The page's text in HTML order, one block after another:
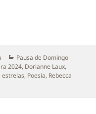
Categorias
Pausa de Domingo
2024, Dorianne Laux,
estrelas, Poesia, Rebecca